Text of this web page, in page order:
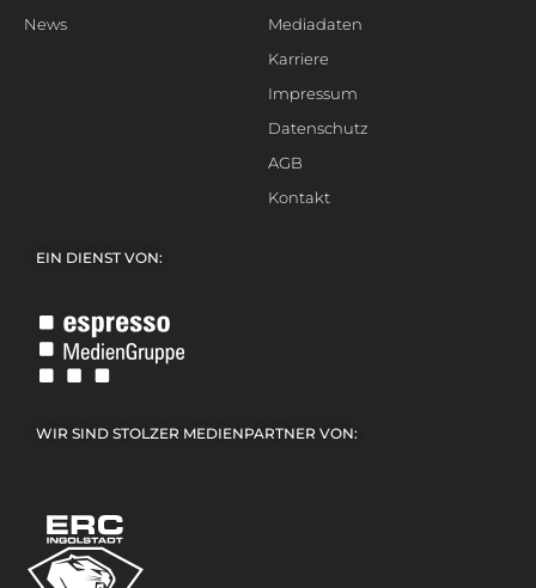
News
Mediadaten
Karriere
Impressum
Datenschutz
AGB
Kontakt
EIN DIENST VON:
WIR SIND STOLZER MEDIENPARTNER VON: